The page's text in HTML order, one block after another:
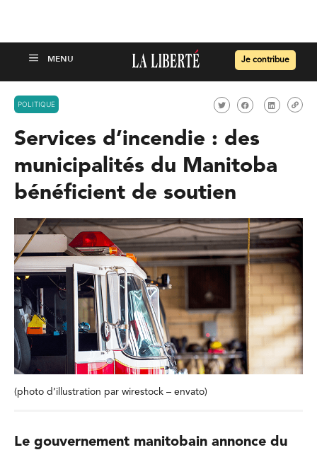
Je contribue
POLITIQUE
Services d’incendie : des
municipalités du Manitoba
bénéficient de soutien
(photo d’illustration par wirestock – envato)
Le gouvernement manitobain annonce du